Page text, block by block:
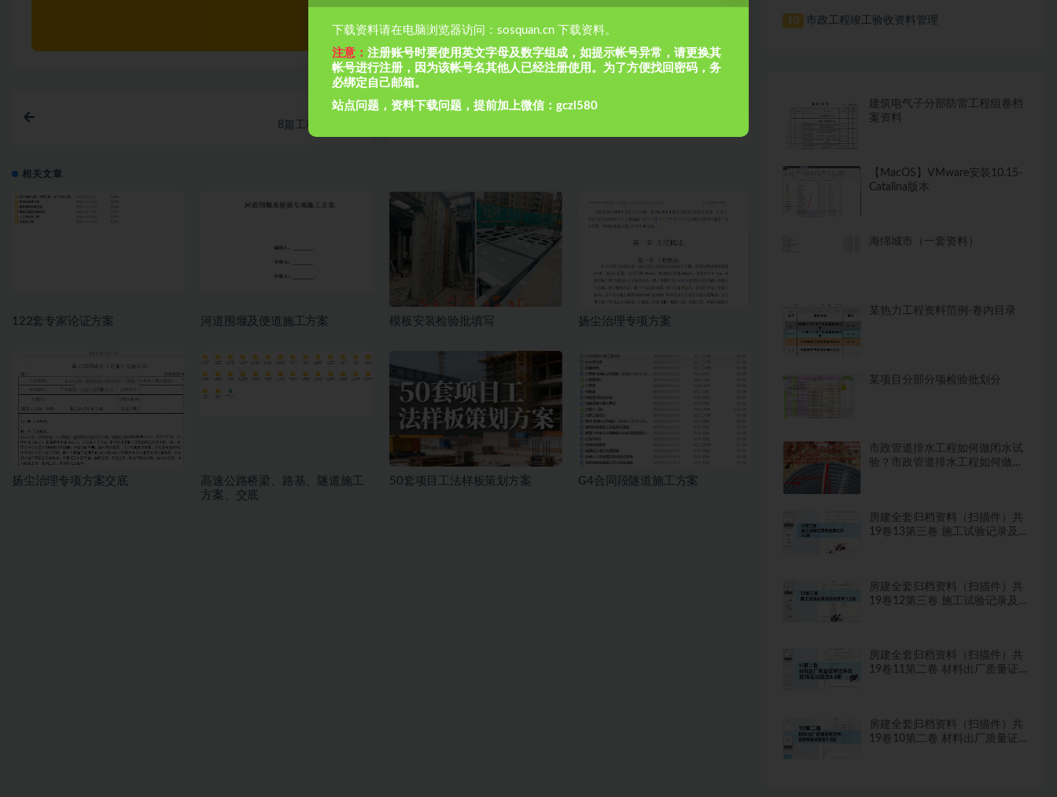
上一篇
8篇工程技术交底
下一篇
相关文章
122套专家论证方案 河道围堰及便道施工方案 模板安装检验批填写 扬尘治理专项方案
扬尘治理专项方案交底
高速公路桥梁、路基、隧道施工
方案、交底
50套项目工法样板策划方案 G4合同段隧道施工方案
10 市政工程竣工验收资料管理
建筑电气子分部防雷工程组卷档
案资料
【MacOS】VMware安装10.15-
Catalina版本
海绵城市（一套资料）
某热力工程资料范例-卷内目录
某项目分部分项检验批划分
市政管道排水工程如何做闭水试
验？市政管道排水工程如何做闭
房建全套归档资料（扫描件）共
19卷13第三卷 施工试验记录及
房建全套归档资料（扫描件）共
19卷12第三卷 施工试验记录及
房建全套归档资料（扫描件）共
19卷11第二卷 材料出厂质量证
房建全套归档资料（扫描件）共
19卷10第二卷 材料出厂质量证
下载资料请在电脑浏览器访问：sosquan.cn 下载资料。
注意： 注册账号时要使用英文字母及数字组成，如提示帐号异常，请更换其
帐号进行注册，因为该帐号名其他人已经注册使用。为了方便找回密码，务
必绑定自己邮箱。
站点问题，资料下载问题，提前加上微信：gczl580